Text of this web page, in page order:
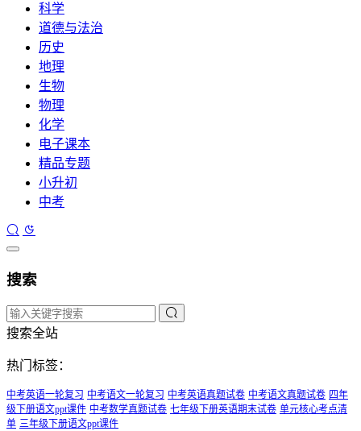
科学
道德与法治
历史
地理
生物
物理
化学
电子课本
精品专题
小升初
中考
搜索
搜索全站
热门标签：
中考英语一轮复习 中考语文一轮复习 中考英语真题试卷 中考语文真题试卷 四年
级下册语文ppt课件 中考数学真题试卷 七年级下册英语期末试卷 单元核心考点清
单 三年级下册语文ppt课件